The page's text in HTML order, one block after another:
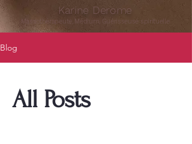
Karine Derome
Massothérapeute, Médium, Guérisseuse spirituelle
Blog
All Posts